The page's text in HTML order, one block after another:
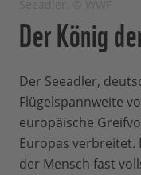
Der König
Der Seeadler,
Flügelspannweite
europäische
Europas verbreitet.
der Mensch fast